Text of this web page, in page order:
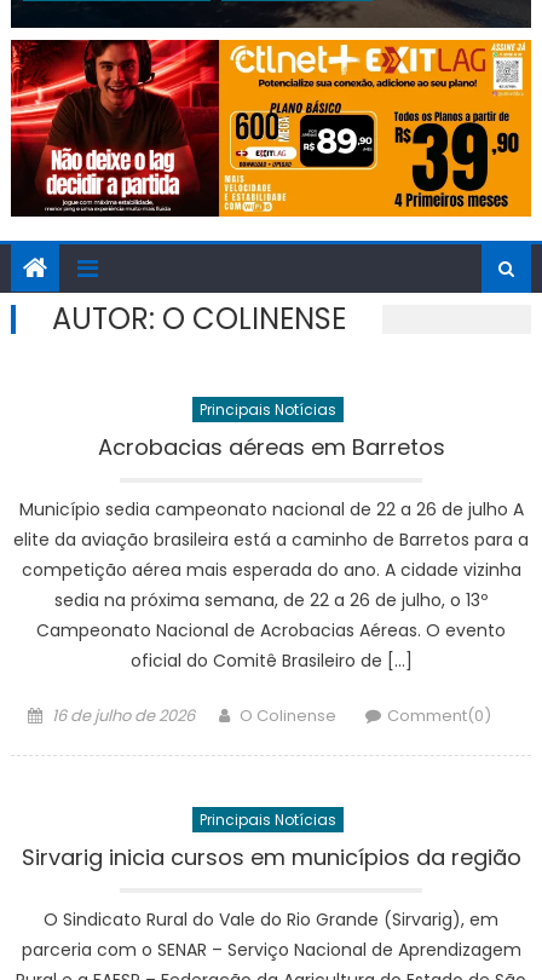
AUTOR: O COLINENSE
Principais Notícias
Acrobacias aéreas em Barretos
Município sedia campeonato nacional de 22 a 26 de julho A
elite da aviação brasileira está a caminho de Barretos para a
competição aérea mais esperada do ano. A cidade vizinha
sedia na próxima semana, de 22 a 26 de julho, o 13º
Campeonato Nacional de Acrobacias Aéreas. O evento
oficial do Comitê Brasileiro de […]
Posted
16 de julho de 2026 Author
O Colinense Comment(0)
Principais Notícias
Sirvarig inicia cursos em municípios da região
O Sindicato Rural do Vale do Rio Grande (Sirvarig), em
parceria com o SENAR – Serviço Nacional de Aprendizagem